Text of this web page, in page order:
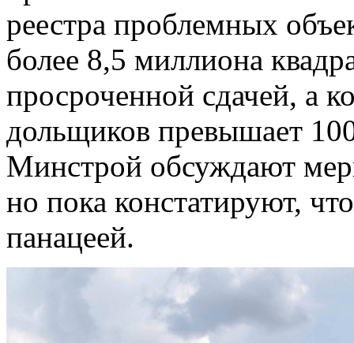
реестра проблемных
более 8,5 миллиона
просроченной сдачей, а
дольщиков превышает
Минстрой обсуждают
но пока констатируют,
панацеей.